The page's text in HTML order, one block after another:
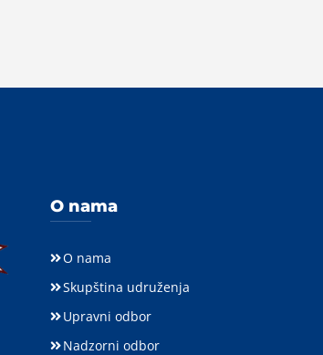
O nama
O nama
Skupština udruženja
Upravni odbor
Nadzorni odbor